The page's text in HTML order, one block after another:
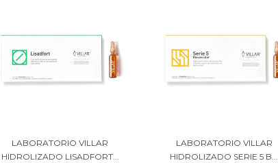
LABORATORIO VILLAR
HIDROLIZADO LISADFORT...
LABORATORIO VILLAR
HIDROLIZADO SERIE 5 B...